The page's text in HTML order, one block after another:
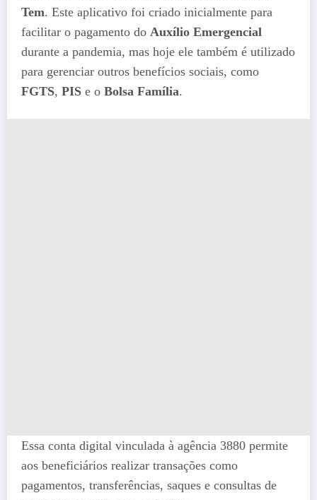
Tem. Este aplicativo foi criado inicialmente para
facilitar o pagamento do Auxílio Emergencial
durante a pandemia, mas hoje ele também é utilizado
para gerenciar outros benefícios sociais, como
FGTS, PIS e o Bolsa Família​.
Essa conta digital vinculada à agência 3880 permite
aos beneficiários realizar transações como
pagamentos, transferências, saques e consultas de